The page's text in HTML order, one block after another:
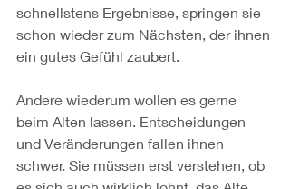
schnellstens Ergebnisse, springen sie
schon wieder zum Nächsten, der ihnen
ein gutes Gefühl zaubert.
Andere wiederum wollen es gerne
beim Alten lassen. Entscheidungen
und Veränderungen fallen ihnen
schwer. Sie müssen erst verstehen, ob